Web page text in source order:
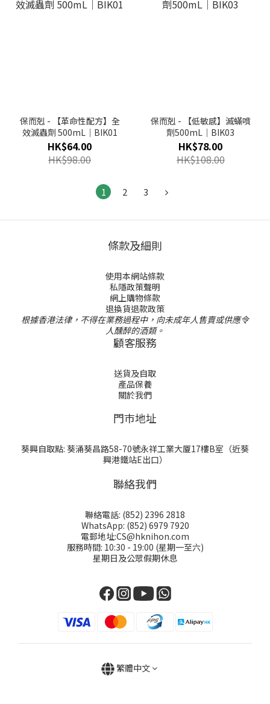
保而剋 - 【革命性配方】全
效滅蟲劑 500mL｜BIK01
HK$64.00
HK$98.00
保而剋 - 【低敏感】滅蟎噴
劑500mL｜BIK03
HK$78.00
HK$108.00
1 2 3
條款及細則
使用本網站條款
私隱政策聲明
網上購物條款
退換貨退款政策
根據香港法律，不得在業務過程中，向未成年人售賣或供應令
人醺醉的酒類。
顧客服務
送貨及自取
產品保養
關於我們
門巿地址
葵興自取點: 葵涌葵昌路58-70號永祥工業大厦17樓B室（近葵
興港鐵站E出口）
聯絡我們
聯絡電話: (852) 2396 2818
WhatsApp: (852) 6979 7920
電郵地址:CS@hknihon.com
服務時間: 10:30 - 19:00 (星期一至六)
星期日及公眾假期休息
繁體中文